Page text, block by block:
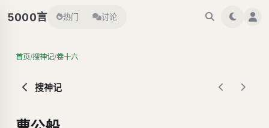
5000言 热门 讨论
首页/搜神记/卷十六
搜神记